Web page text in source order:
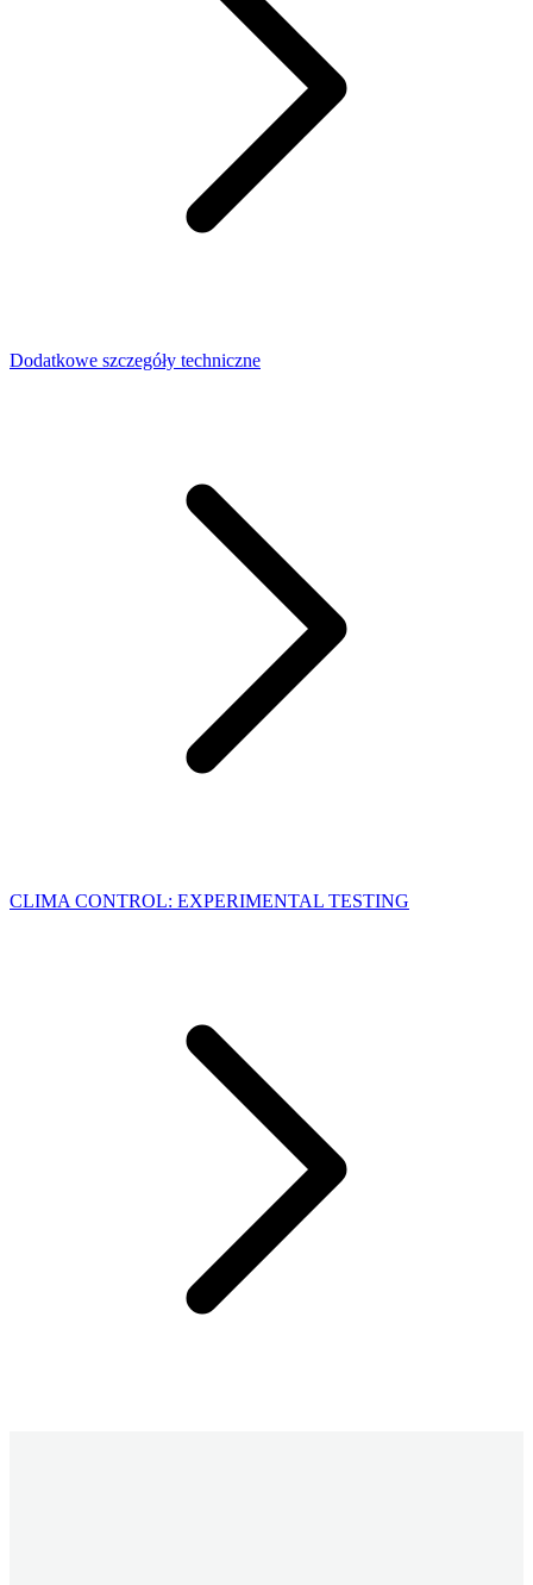
Dodatkowe szczegóły techniczne
CLIMA CONTROL: EXPERIMENTAL TESTING